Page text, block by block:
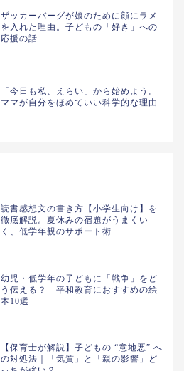
ザッカーバーグが娘のために顔にラメ
を入れた理由。子どもの「好き」への
応援の話
「今日も私、えらい」から始めよう。
ママが自分をほめていい科学的な理由
読書感想文の書き方【小学生向け】を
徹底解説。夏休みの宿題がうまくい
く、低学年親のサポート術
幼児・低学年の子どもに「戦争」をど
う伝える？ 平和教育におすすめの絵
本10選
【保育士が解説】子どもの “意地悪” へ
の対処法｜「気質」と「親の影響」ど